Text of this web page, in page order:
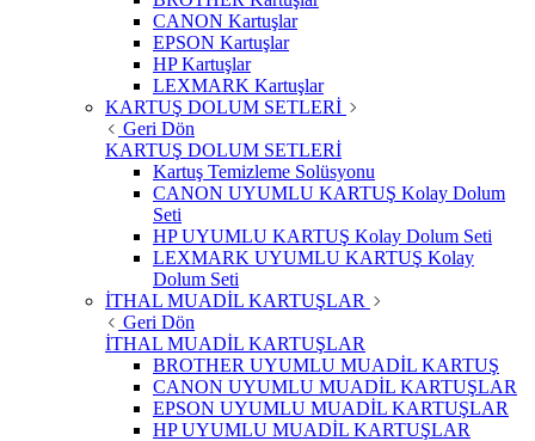
CANON Kartuşlar
EPSON Kartuşlar
HP Kartuşlar
LEXMARK Kartuşlar
KARTUŞ DOLUM SETLERİ
Geri Dön
KARTUŞ DOLUM SETLERİ
Kartuş Temizleme Solüsyonu
CANON UYUMLU KARTUŞ Kolay Dolum
Seti
HP UYUMLU KARTUŞ Kolay Dolum Seti
LEXMARK UYUMLU KARTUŞ Kolay
Dolum Seti
İTHAL MUADİL KARTUŞLAR
Geri Dön
İTHAL MUADİL KARTUŞLAR
BROTHER UYUMLU MUADİL KARTUŞ
CANON UYUMLU MUADİL KARTUŞLAR
EPSON UYUMLU MUADİL KARTUŞLAR
HP UYUMLU MUADİL KARTUŞLAR